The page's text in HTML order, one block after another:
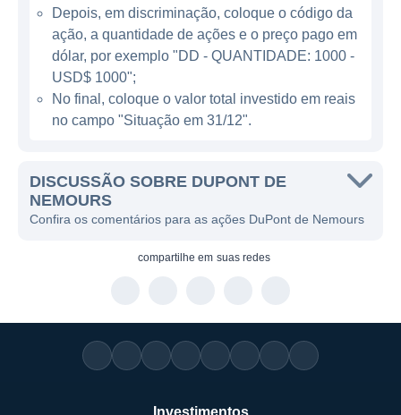
ATUAÇÃO DA DUPONT
A DuPont é uma gigante em diversas áreas,
atuando de maneira significativa em setores
como agricultura, onde fornece soluções que
materiais, com a criação de polímeros de
alta performance; e engenharia,
desenvolvendo tecnologias que otimizam
o lucro, mas também a redução de impactos
ambientais por meio de suas inovações.
inovações em ciência dos materiais e
Depois, em discriminação, coloque o código da
ação, a quantidade de ações e o preço pago em
dólar, por exemplo "DD - QUANTIDADE: 1000 -
USD$ 1000";
No final, coloque o valor total investido em reais
no campo "Situação em 31/12".
DISCUSSÃO SOBRE DUPONT DE
NEMOURS
Confira os comentários para as ações DuPont de Nemours
compartilhe em suas redes
Investimentos